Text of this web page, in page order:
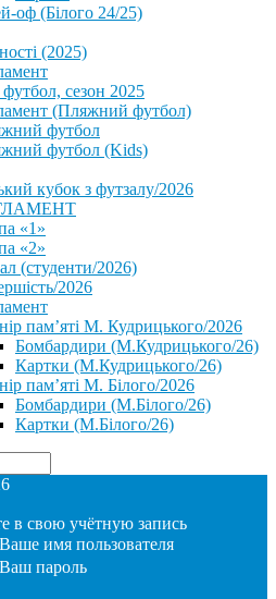
оф (Білого 24/25)
(2025)
сезон 2025
(Пляжний футбол)
футбол
футбол (Kids)
кубок з футзалу/2026
«1»
«2»
(студенти/2026)
2026⁩
пам’яті М. Кудрицького/2026
Бомбардири (М.Кудрицького/26)
Картки (М.Кудрицького/26)
пам’яті М. Білого/2026
Бомбардири (М.Білого/26)
Картки (М.Білого/26)
в свою учётную запись
Ваше имя пользователя
Ваш пароль